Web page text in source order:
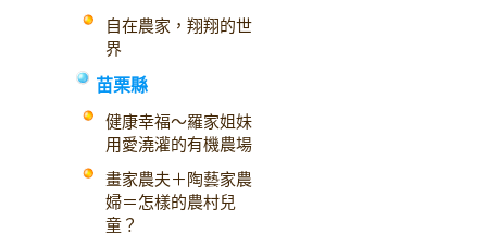
自在農家，翔翔的世
界
苗栗縣
健康幸福～羅家姐妹
用愛澆灌的有機農場
畫家農夫＋陶藝家農
婦＝怎樣的農村兒
童？